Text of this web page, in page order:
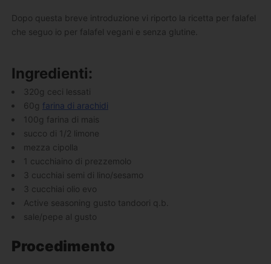
Dopo questa breve introduzione vi riporto la ricetta per falafel
che seguo io per falafel vegani e senza glutine.
Ingredienti:
320g ceci lessati
60g farina di arachidi
100g farina di mais
succo di 1/2 limone
mezza cipolla
1 cucchiaino di prezzemolo
3 cucchiai semi di lino/sesamo
3 cucchiai olio evo
Active seasoning gusto tandoori q.b.
sale/pepe al gusto
Procedimento